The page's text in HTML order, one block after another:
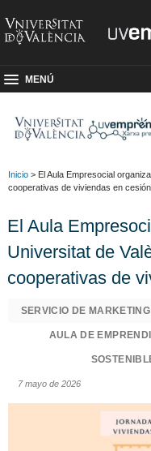
MENÚ
Inicio > El Aula Empresocial
cooperativas de viviendas en
El Aula
Universitat de
cooperativas de
SERVICIO DE
AULA DE
7 mayo de 2026